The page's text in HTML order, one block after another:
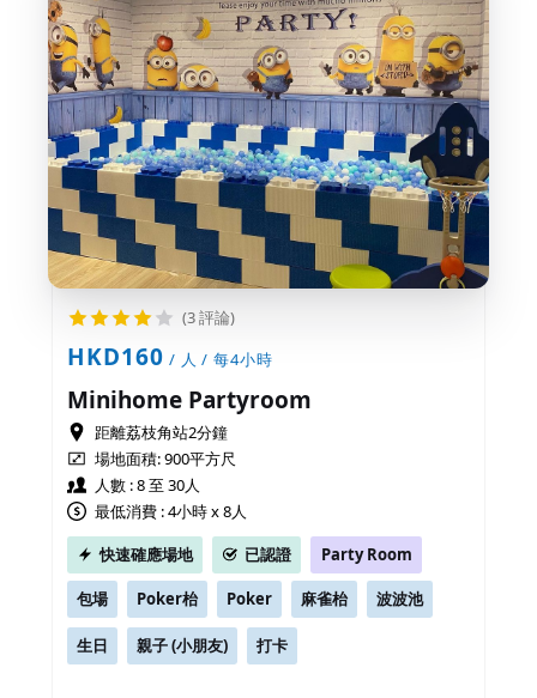
(3 評論)
HKD160 / 人 / 每4小時
Minihome Partyroom
距離荔枝角站2分鐘
場地面積:900平方尺
人數 : 8 至 30人
最低消費 : 4小時 x 8人
快速確應場地
已認證 Party Room
包場 Poker枱 Poker 麻雀枱 波波池
生日 親子 (小朋友) 打卡